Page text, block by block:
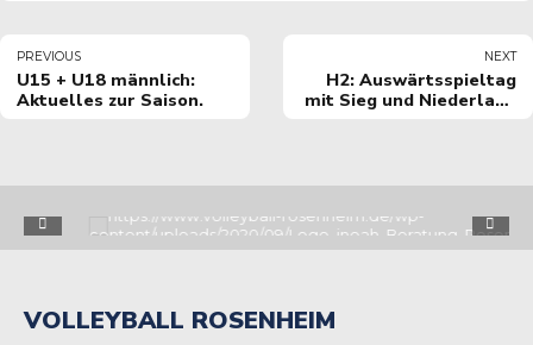
PREVIOUS
U15 + U18 männlich:
Aktuelles zur Saison.
NEXT
H2: Auswärtsspieltag
mit Sieg und Niederlage
VOLLEYBALL ROSENHEIM